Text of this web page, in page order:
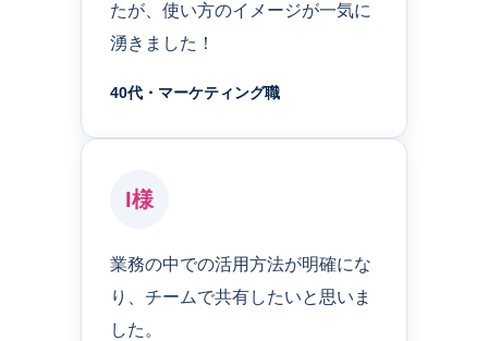
たが、使い方のイメージが一気に
湧きました！
40代・マーケティング職
I様
業務の中での活用方法が明確にな
り、チームで共有したいと思いま
した。